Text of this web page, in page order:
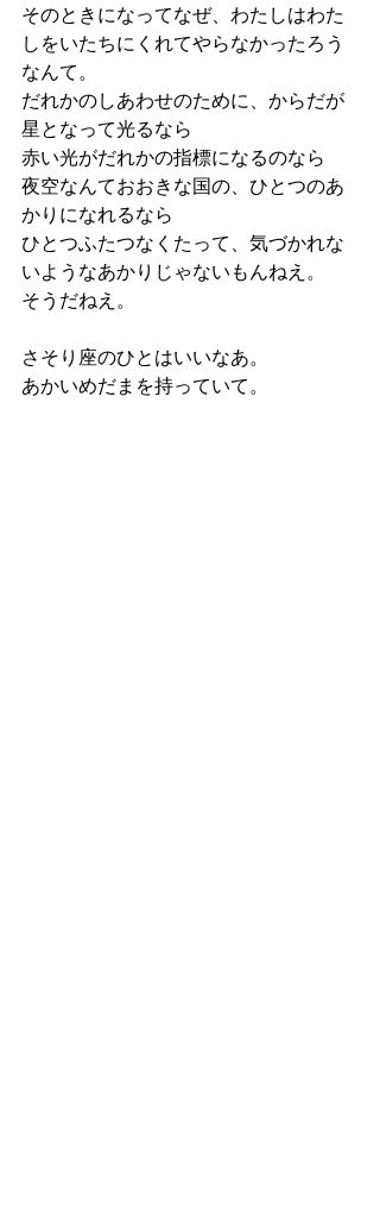
そのときになってなぜ、わたしはわた
しをいたちにくれてやらなかったろう
なんて。
だれかのしあわせのために、からだが
星となって光るなら
赤い光がだれかの指標になるのなら
夜空なんておおきな国の、ひとつのあ
かりになれるなら
ひとつふたつなくたって、気づかれな
いようなあかりじゃないもんねえ。
そうだねえ。
さそり座のひとはいいなあ。
あかいめだまを持っていて。